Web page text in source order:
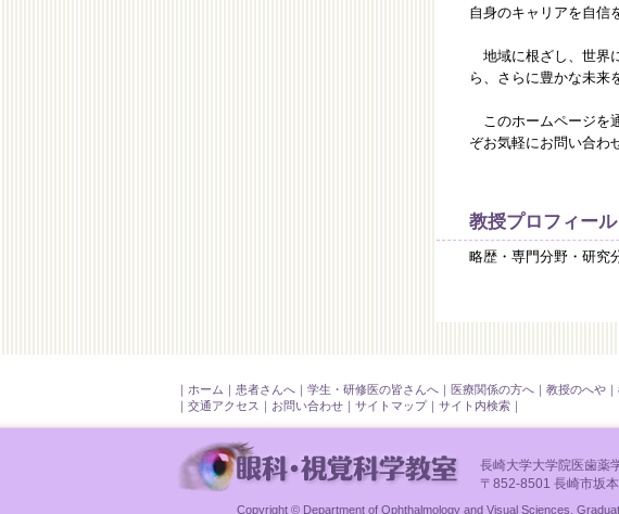
自身のキャリアを自信
地域に根ざし、世界
ら、さらに豊かな未来
このホームページを
ぞお気軽にお問い合わ
教授プロフィール
略歴・専門分野・研究
｜ ホーム ｜ 患者さんへ ｜ 学生・研修医の皆さんへ ｜ 医療関係の方へ ｜ 教授のへや ｜
｜ 交通アクセス ｜ お問い合わせ ｜ サイトマップ｜ サイト内検索 ｜
長崎大学大学院医歯薬
〒852-8501 長崎市坂
Copyright © Department of Ophthalmology and Visual Sciences,